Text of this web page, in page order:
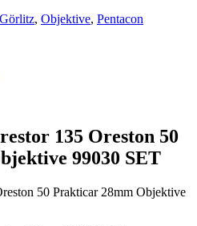
, Objektive, Pentacon
135 Oreston 50
99030 SET
50 Prakticar 28mm Objektive